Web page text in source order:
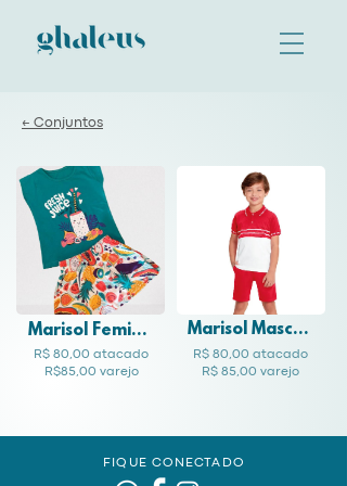
← Conjuntos
Marisol Feminino
R$ 80,00 atacado
R$85,00 varejo
Marisol Masculino
R$ 80,00 atacado
R$ 85,00 varejo
FIQUE CONECTADO